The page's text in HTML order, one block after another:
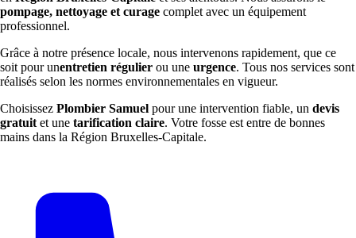
pompage, nettoyage et curage complet avec un équipement
professionnel.
Grâce à notre présence locale, nous intervenons rapidement, que ce
soit pour unentretien régulier ou une urgence. Tous nos services sont
réalisés selon les normes environnementales en vigueur.
Choisissez Plombier Samuel pour une intervention fiable, un devis
gratuit et une tarification claire. Votre fosse est entre de bonnes
mains dans la Région Bruxelles-Capitale.